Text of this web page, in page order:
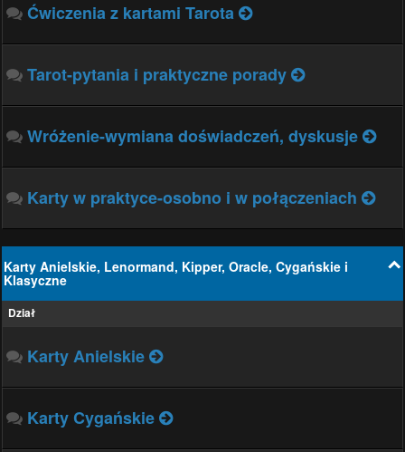
Ćwiczenia z kartami Tarota
Tarot-pytania i praktyczne porady
Wróżenie-wymiana doświadczeń, dyskusje
Karty w praktyce-osobno i w połączeniach
Karty Anielskie, Lenormand, Kipper, Oracle, Cygańskie i
Klasyczne
Dział
Karty Anielskie
Karty Cygańskie